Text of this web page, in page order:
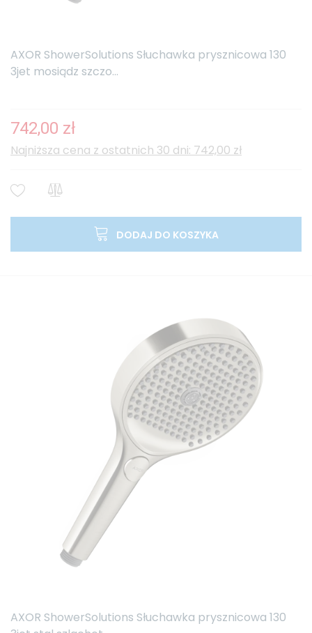
AXOR ShowerSolutions Słuchawka prysznicowa 130
3jet mosiądz szczo...
742,00 zł
Najniższa cena z ostatnich 30 dni: 742,00 zł
DODAJ DO KOSZYKA
AXOR ShowerSolutions Słuchawka prysznicowa 130